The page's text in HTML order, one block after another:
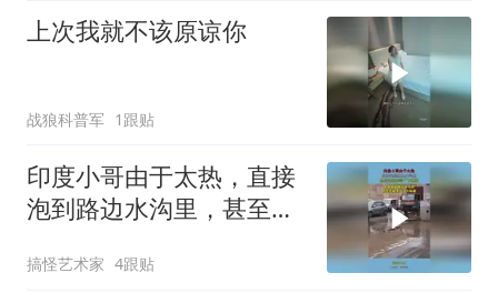
上次我就不该原谅你
战狼科普军 1跟贴
印度小哥由于太热，直接
泡到路边水沟里，甚至还
搞怪艺术家 4跟贴